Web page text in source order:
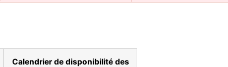
Calendrier de disponibilité des